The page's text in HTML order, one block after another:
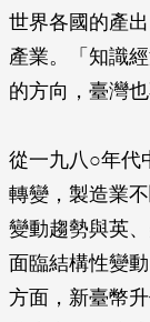
世界各國的產
產業。「知識
的方向，臺灣也
從一九八○年代
轉變，製造業
變動趨勢與英
面臨結構性變
方面，新臺幣